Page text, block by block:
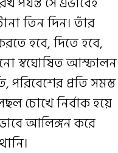
তিন দিন। তাঁর
হবে, দিতে হবে,
স্বঘোষিত আস্ফালন
পরিবেশের প্রতি সমস্ত
চোখে নির্বাক হয়ে
আলিঙ্গন করে